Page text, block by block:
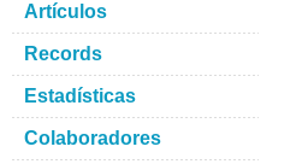
Artículos
Records
Estadísticas
Colaboradores